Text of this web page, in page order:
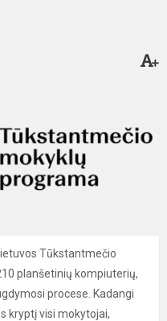
Tūkstantmečio
planšetinių kompiuterių,
procese. Kadangi
kryptį visi mokytojai,